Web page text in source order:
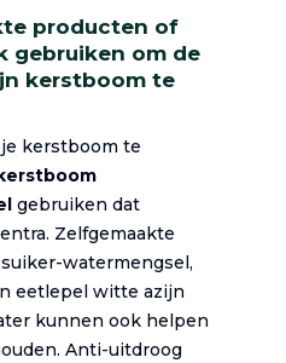
producten of
gebruiken om de
kerstboom te
kerstboom te
kerstboom
gebruiken dat
Zelfgemaakte
watermengsel,
eetlepel witte azijn
kunnen ook helpen
Anti-uitdroog